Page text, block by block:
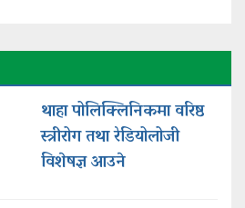
थाहा पोलिक्लिनिकमा वरिष्ठ
स्त्रीरोग तथा रेडियोलोजी
विशेषज्ञ आउने